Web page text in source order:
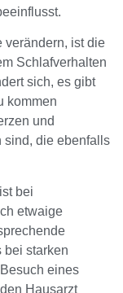
verändern, ist die
Schlafverhalten
sich, es gibt
kommen
und
sind, die ebenfalls
bei
etwaige
bei starken
eines
Hausarzt